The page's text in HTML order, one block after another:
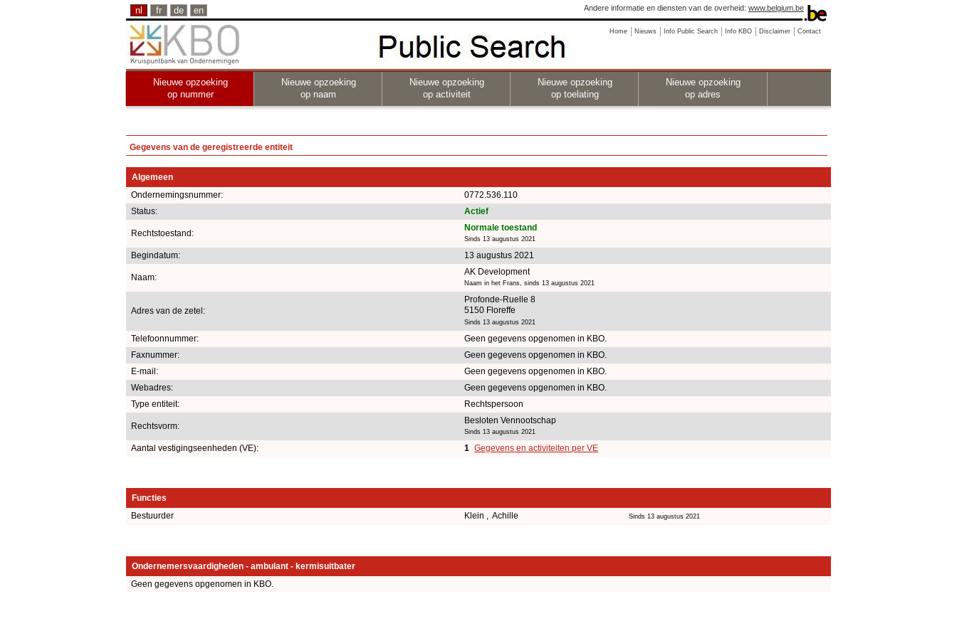
nl fr de en Andere informatie en diensten van de overheid: www.belgium.be
Home Nieuws Info Public Search Info KBO Disclaimer Contact
Nieuwe opzoeking
op nummer
Nieuwe opzoeking
op naam
Nieuwe opzoeking
op activiteit
Nieuwe opzoeking
op toelating
Nieuwe opzoeking
op adres
Gegevens van de geregistreerde entiteit
Algemeen
Ondernemingsnummer:
0772.536.110
Status:
Actief
Rechtstoestand:
Normale toestand
Sinds 13 augustus 2021
Begindatum: 13 augustus 2021
Naam:
AK Development
Naam in het Frans, sinds 13 augustus 2021
Adres van de zetel:
Profonde-Ruelle 8
5150 Floreffe
Sinds 13 augustus 2021
Telefoonnummer:
Geen gegevens opgenomen in KBO.
Faxnummer:
Geen gegevens opgenomen in KBO.
E-mail:
Geen gegevens opgenomen in KBO.
Webadres:
Geen gegevens opgenomen in KBO.
Type entiteit:
Rechtspersoon
Rechtsvorm:
Besloten Vennootschap
Sinds 13 augustus 2021
Aantal vestigingseenheden (VE): 1 Gegevens en activiteiten per VE
Functies
Bestuurder
Klein , Achille Sinds 13 augustus 2021
Ondernemersvaardigheden - ambulant - kermisuitbater
Geen gegevens opgenomen in KBO.